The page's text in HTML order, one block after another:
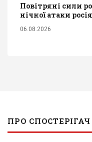
Повітряні сили
нічної атаки
06.08.2026
ПРО СПОСТЕРІГАЧ